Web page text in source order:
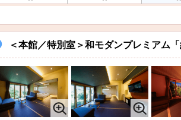
＜本館／特別室＞和モダンプレミアム